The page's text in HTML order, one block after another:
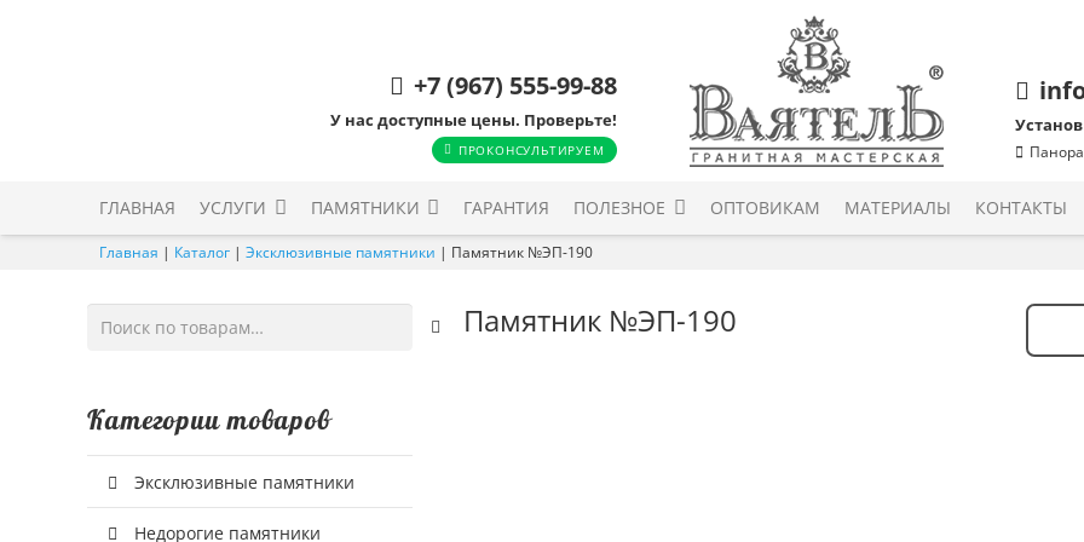
+7 (967) 555-99-88
У нас доступные цены. Проверьте!
ПРОКОНСУЛЬТИРУЕМ
ГЛАВНАЯ УСЛУГИ ПАМЯТНИКИ ГАРАНТИЯ ПОЛЕЗНОЕ ОПТОВИКАМ МАТЕРИАЛЫ КОНТАКТЫ
Главная | Каталог | Эксклюзивные памятники | Памятник №ЭП-190
Искать:
Категории товаров
Эксклюзивные памятники
Недорогие памятники
Памятник №ЭП-190